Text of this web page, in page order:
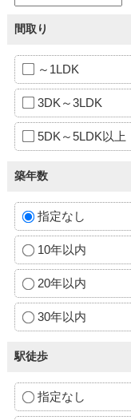
間取り
～1LDK
3DK～3LDK
5DK～5LDK以上
築年数
指定なし
10年以内
20年以内
30年以内
駅徒歩
指定なし